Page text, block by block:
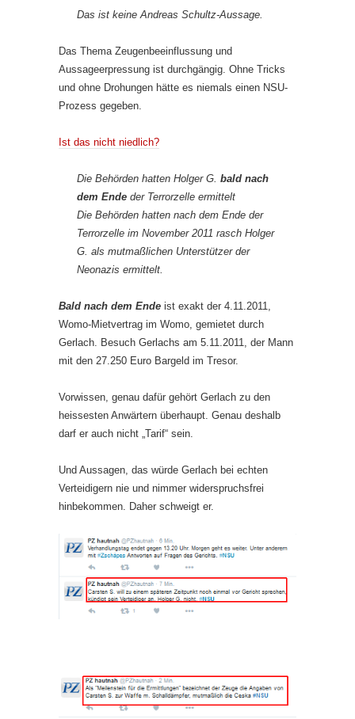
Das ist keine Andreas Schultz-Aussage.
Das Thema Zeugenbeeinflussung und
Aussageerpressung ist durchgängig. Ohne Tricks
und ohne Drohungen hätte es niemals einen NSU-
Prozess gegeben.
Ist das nicht niedlich?
Die Behörden hatten Holger G. bald nach
dem Ende der Terrorzelle ermittelt
Die Behörden hatten nach dem Ende der
Terrorzelle im November 2011 rasch Holger
G. als mutmaßlichen Unterstützer der
Neonazis ermittelt.
Bald nach dem Ende ist exakt der 4.11.2011,
Womo-Mietvertrag im Womo, gemietet durch
Gerlach. Besuch Gerlachs am 5.11.2011, der Mann
mit den 27.250 Euro Bargeld im Tresor.
Vorwissen, genau dafür gehört Gerlach zu den
heissesten Anwärtern überhaupt. Genau deshalb
darf er auch nicht „Tarif“ sein.
Und Aussagen, das würde Gerlach bei echten
Verteidigern nie und nimmer widerspruchsfrei
hinbekommen. Daher schweigt er.